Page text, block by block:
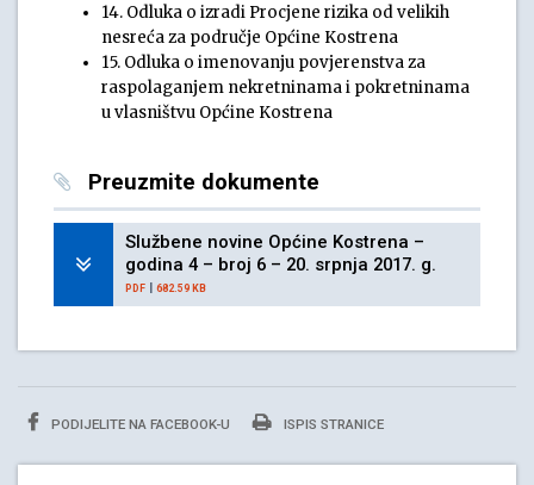
14. Odluka o izradi Procjene rizika od velikih
nesreća za područje Općine Kostrena
15. Odluka o imenovanju povjerenstva za
raspolaganjem nekretninama i pokretninama
u vlasništvu Općine Kostrena
Preuzmite dokumente
Službene novine Općine Kostrena –
godina 4 – broj 6 – 20. srpnja 2017. g.
PDF | 682.59 KB
PODIJELITE NA FACEBOOK-U ISPIS STRANICE